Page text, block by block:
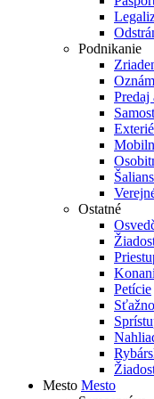
Podnikanie
Predaj
Ostatné
Petície
Mesto Mesto